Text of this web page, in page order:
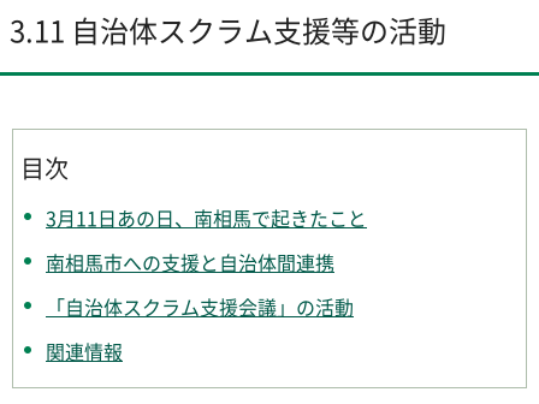
3.11 自治体スクラム支援等の活動
目次
3月11日あの日、南相馬で起きたこと
南相馬市への支援と自治体間連携
「自治体スクラム支援会議」の活動
関連情報